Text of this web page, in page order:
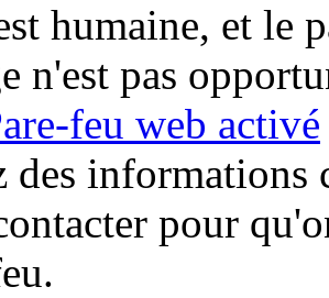
humaine, et le
n'est pas
feu web activé
des informations
pour